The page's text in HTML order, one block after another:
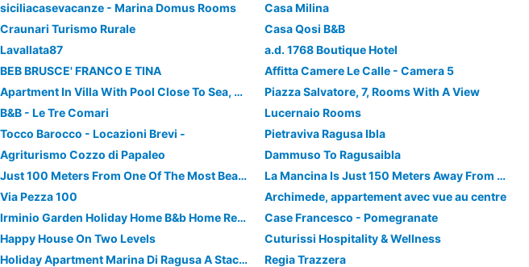
siciliacasevacanze - Marina Domus Rooms
Casa Milina
Craunari Turismo Rurale
Casa Qosi B&B
Lavallata87
a.d. 1768 Boutique Hotel
BEB BRUSCE' FRANCO E TINA
Affitta Camere Le Calle - Camera 5
Apartment In Villa With Pool Close To Sea, Countryside, In The Area Of Barocco
Piazza Salvatore, 7, Rooms With A View
B&B - Le Tre Comari
Lucernaio Rooms
Tocco Barocco - Locazioni Brevi -
Pietraviva Ragusa Ibla
Agriturismo Cozzo di Papaleo
Dammuso To Ragusaibla
Just 100 Meters From One Of The Most Beautiful And Renowned Beaches Of The Ragusa’s Coast,
La Mancina Is Just 150 Meters Away From The Main Beaches Of Marina Di Ragusa
Via Pezza 100
Archimede, appartement avec vue au centre
Irminio Garden Holiday Home B&b Home Restaurant
Case Francesco - Pomegranate
Happy House On Two Levels
Cuturissi Hospitality & Wellness
Holiday Apartment Marina Di Ragusa A Staccia
Regia Trazzera